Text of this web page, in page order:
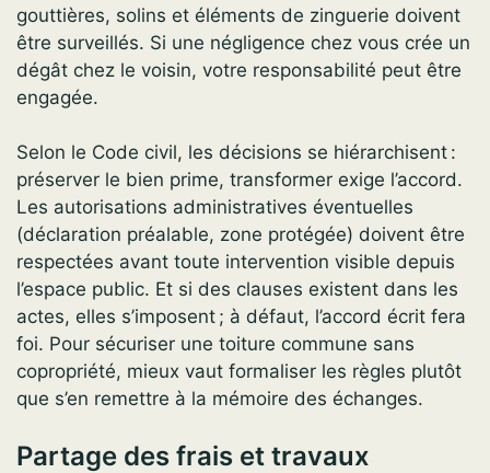
gouttières, solins et éléments de zinguerie doivent
être surveillés. Si une négligence chez vous crée un
dégât chez le voisin, votre responsabilité peut être
engagée.
Selon le Code civil, les décisions se hiérarchisent :
préserver le bien prime, transformer exige l’accord.
Les autorisations administratives éventuelles
(déclaration préalable, zone protégée) doivent être
respectées avant toute intervention visible depuis
l’espace public. Et si des clauses existent dans les
actes, elles s’imposent ; à défaut, l’accord écrit fera
foi. Pour sécuriser une toiture commune sans
copropriété, mieux vaut formaliser les règles plutôt
que s’en remettre à la mémoire des échanges.
Partage des frais et travaux